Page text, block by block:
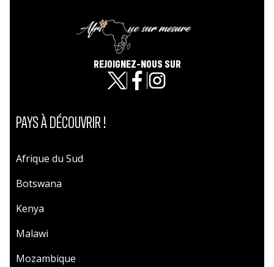
REJOIGNEZ-NOUS SUR
PAYS À DÉCOUVRIR !
Afrique du Sud
Botswana
Kenya
Malawi
Mozambique